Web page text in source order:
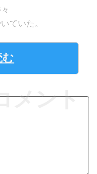
ていた。
む
メント